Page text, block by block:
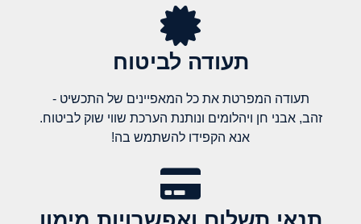
תעודה לביטוח
תעודה המפרטת את כל המאפיינים של התכשיט -
זהב, אבני חן ויהלומים ונותנת הערכת שווי שוק לביטוח.
אנא הקפידו להשתמש בה!